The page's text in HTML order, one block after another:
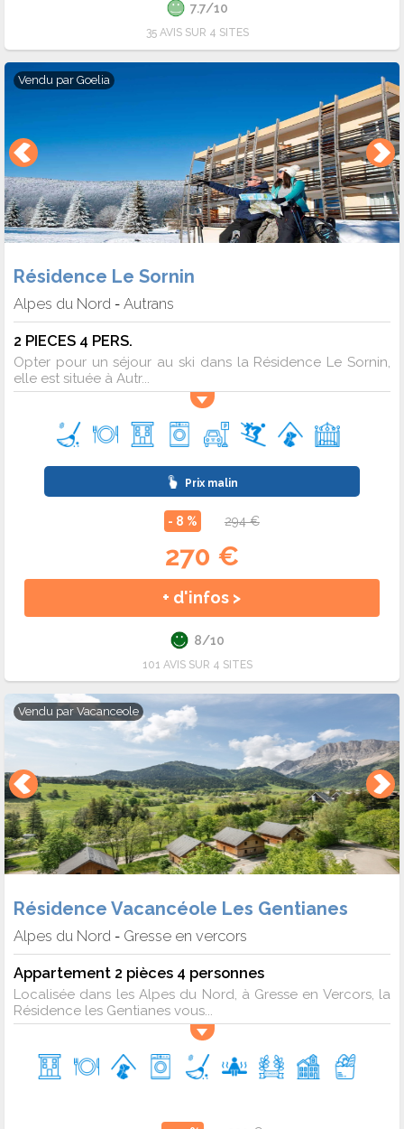
7.7/10
35 AVIS SUR 4 SITES
Vendu par Goelia
Résidence Le Sornin
Alpes du Nord - Autrans
2 PIECES 4 PERS.
Opter pour un séjour au ski dans la Résidence Le Sornin,
elle est située à Autr...
Prix malin
- 8 % 294 €
270 €
+ d'infos >
8/10
101 AVIS SUR 4 SITES
Vendu par Vacanceole
Résidence Vacancéole Les Gentianes
Alpes du Nord - Gresse en vercors
Appartement 2 pièces 4 personnes
Localisée dans les Alpes du Nord, à Gresse en Vercors, la
Résidence les Gentianes vous...